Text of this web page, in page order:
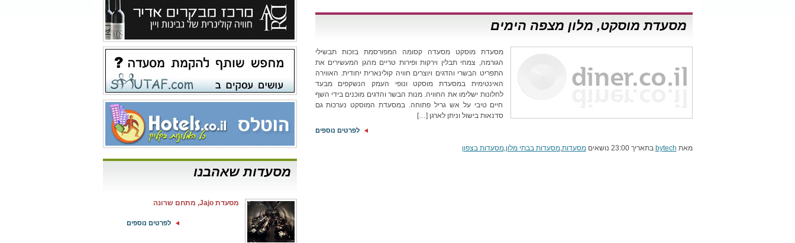
מסעדת מוסקט, מלון מצפה הימים
מסעדת מוסקט מסעדה קסומה המפורסמת בזכות תבשילי
הגורמה, צמחי תבלין וירקות ופירות טריים מהגן המעשירים את
התפריט הבשרי והדגים ויוצרים חוויה קולינארית יחודית. האווירה
האינטימית במסעדת מוסקט ונופי העמק הנשקפים מבעד
לחלונות ישלימו את החוויה. מנות הבשר והדגים מוכנים בידי השף
חיים טיבי על אש גריל פתוחה. במסעדת המוסקט נערכות גם
סדנאות בישול וניתן לארגן […]
לפרטים נוספים
מאת bytech בתאריך 23:00 נושאים מסעדות,מסעדות בבתי מלון,מסעדות בצפון
מסעדות שאהבנו
מסעדת Jajo, מתחם שרונה
לפרטים נוספים